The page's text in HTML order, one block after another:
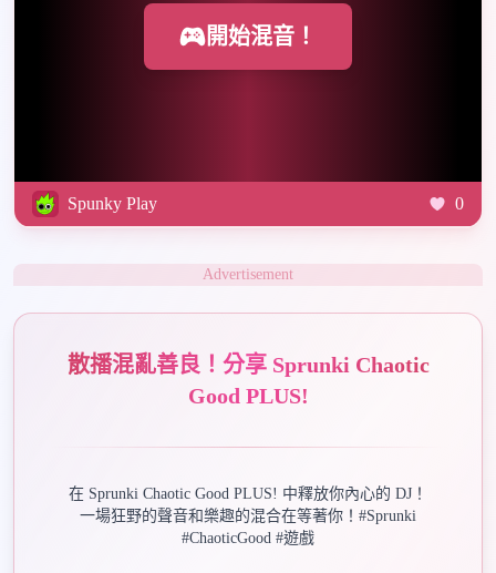
開始混音！
Spunky Play 0
Advertisement
散播混亂善良！分享 Sprunki Chaotic
Good PLUS!
在 Sprunki Chaotic Good PLUS! 中釋放你內心的 DJ！
一場狂野的聲音和樂趣的混合在等著你！#Sprunki
#ChaoticGood #遊戲